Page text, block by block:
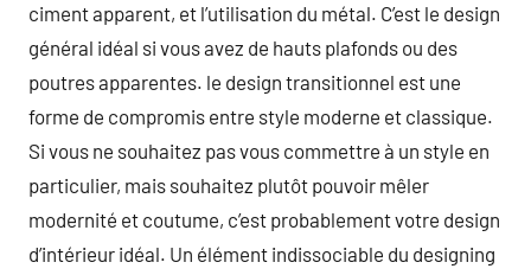
ciment apparent, et l’utilisation du métal. C’est le design
général idéal si vous avez de hauts plafonds ou des
poutres apparentes. le design transitionnel est une
forme de compromis entre style moderne et classique.
Si vous ne souhaitez pas vous commettre à un style en
particulier, mais souhaitez plutôt pouvoir mêler
modernité et coutume, c’est probablement votre design
d’intérieur idéal. Un élément indissociable du designing